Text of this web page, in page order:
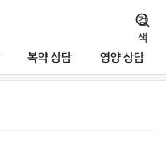
복약 상담 영양 상담
검
색